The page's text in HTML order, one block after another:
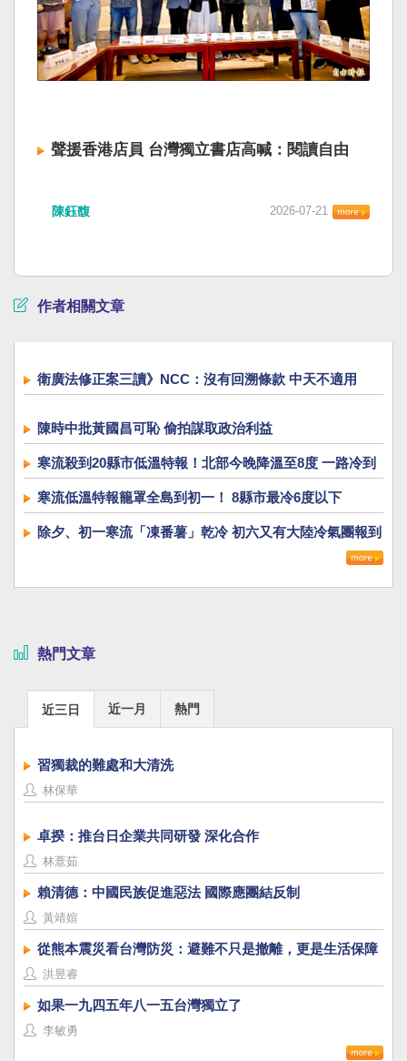
聲援香港店員 台灣獨立書店高喊：閱讀自由
陳鈺馥 2026-07-21
作者相關文章
衛廣法修正案三讀》NCC：沒有回溯條款 中天不適用
陳時中批黃國昌可恥 偷拍謀取政治利益
寒流殺到20縣市低溫特報！北部今晚降溫至8度 一路冷到
下週一
寒流低溫特報籠罩全島到初一！ 8縣市最冷6度以下
除夕、初一寒流「凍番薯」乾冷 初六又有大陸冷氣團報到
熱門文章
近三日 近一月 熱門
習獨裁的難處和大清洗
林保華
卓揆：推台日企業共同研發 深化合作
林薏茹
賴清德：中國民族促進惡法 國際應團結反制
黃靖媗
從熊本震災看台灣防災：避難不只是撤離，更是生活保障
洪昱睿
如果一九四五年八一五台灣獨立了
李敏勇